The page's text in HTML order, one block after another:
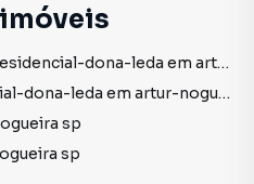
Imóveis à venda no bairro residencial-dona-leda em artur-nogueira sp
Terreno no bairro residencial-dona-leda em artur-nogueira sp
sp
sp